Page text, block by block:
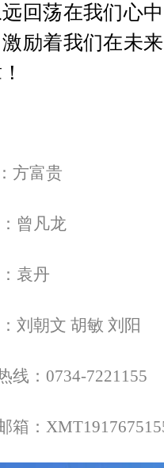
回荡在我们心
励着我们在未
方富贵
曾凡龙
袁丹
刘朝文 胡敏 刘阳
线：0734-7221155
箱：